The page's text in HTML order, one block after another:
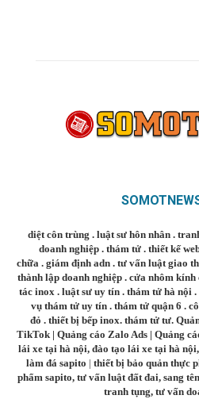
diệt côn trùng . luật sư hôn nhân .
doanh nghiệp . thám tử . thiết kế
chữa. giám định adn. tư vấn luật giao
thành lập doanh nghiệp . cửa nhôm kính
tác inox. luật sư uy tín. thám tử hà nội.
vụ thám tử uy tín . thám tử quận 6 .
đỏ . thiết bị bếp inox. thám tử tư.
TikTok | Quảng cáo Zalo Ads | Quảng
lái xe tại hà nội, đào tạo lái xe tại hà nội,
làm đá sapito | thiết bị bảo quản thực
phẩm sapito, tư vấn luật đất đai, sang
tranh tụng, tư vấn